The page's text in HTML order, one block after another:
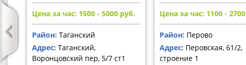
Цена за час: 1500 - 5000 руб.
Район: Таганский
Адрес: Таганский,
Воронцовский пер, 5/7 ст1
Цена за час: 1100 - 2700
Район: Перово
Адрес: Перовская, 61/2,
строение 1